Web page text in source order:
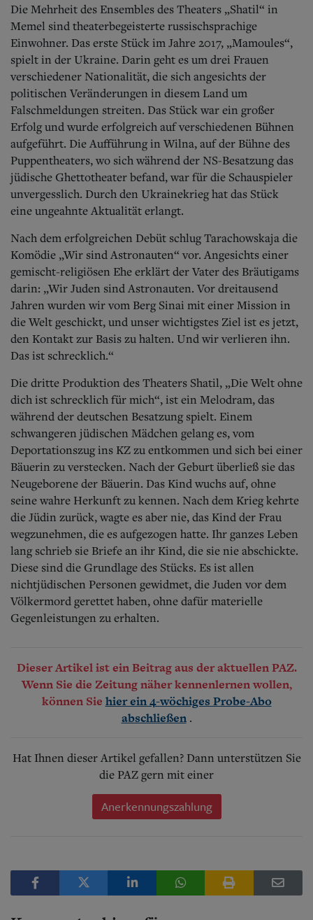
Die Mehrheit des Ensembles des Theaters „Shatil“ in
Memel sind theaterbegeisterte russischsprachige
Einwohner. Das erste Stück im Jahre 2017, „Mamoules“,
spielt in der Ukraine. Darin geht es um drei Frauen
verschiedener Nationalität, die sich angesichts der
politischen Veränderungen in diesem Land um
Falschmeldungen streiten. Das Stück war ein großer
Erfolg und wurde erfolgreich auf verschiedenen Bühnen
aufgeführt. Die Aufführung in Wilna, auf der Bühne des
Puppentheaters, wo sich während der NS-Besatzung das
jüdische Ghettotheater befand, war für die Schauspieler
unvergesslich. Durch den Ukrainekrieg hat das Stück
eine ungeahnte Aktualität erlangt.
Nach dem erfolgreichen Debüt schlug Tarachowskaja die
Komödie „Wir sind Astronauten“ vor. Angesichts einer
gemischt-religiösen Ehe erklärt der Vater des Bräutigams
darin: „Wir Juden sind Astronauten. Vor dreitausend
Jahren wurden wir vom Berg Sinai mit einer Mission in
die Welt geschickt, und unser wichtigstes Ziel ist es jetzt,
den Kontakt zur Basis zu halten. Und wir verlieren ihn.
Das ist schrecklich.“
Die dritte Produktion des Theaters Shatil, „Die Welt ohne
dich ist schrecklich für mich“, ist ein Melodram, das
während der deutschen Besatzung spielt. Einem
schwangeren jüdischen Mädchen gelang es, vom
Deportationszug ins KZ zu entkommen und sich bei einer
Bäuerin zu verstecken. Nach der Geburt überließ sie das
Neugeborene der Bäuerin. Das Kind wuchs auf, ohne
seine wahre Herkunft zu kennen. Nach dem Krieg kehrte
die Jüdin zurück, wagte es aber nie, das Kind der Frau
wegzunehmen, die es aufgezogen hatte. Ihr ganzes Leben
lang schrieb sie Briefe an ihr Kind, die sie nie abschickte.
Diese sind die Grundlage des Stücks. Es ist allen
nichtjüdischen Personen gewidmet, die Juden vor dem
Völkermord gerettet haben, ohne dafür materielle
Gegenleistungen zu erhalten.
Dieser Artikel ist ein Beitrag aus der aktuellen PAZ.
Wenn Sie die Zeitung näher kennenlernen wollen,
können Sie hier ein 4-wöchiges Probe-Abo
abschließen .
Hat Ihnen dieser Artikel gefallen? Dann unterstützen Sie
die PAZ gern mit einer
Anerkennungszahlung